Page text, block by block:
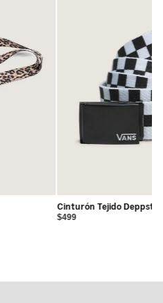
Cinturón Tejido Deppster
$499